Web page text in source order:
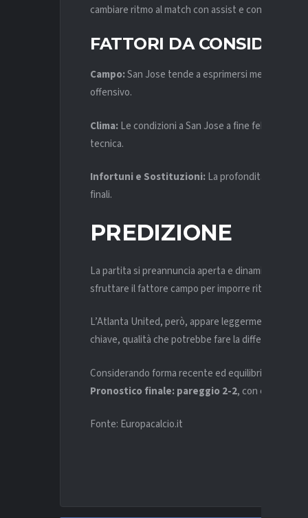
cambiare ritmo al match con assist e conclusioni
FATTORI DA
Campo:San Jose tende a esprimersi meglio in
offensivo.
Clima:Le condizioni a San Jose a fine febbraio
tecnica.
Infortuni e Sostituzioni:La profondità della
finali.
PREDIZIONE
La partita si preannuncia aperta e dinamica, con
sfruttare il fattore campo per imporre ritmo fin dai
L’Atlanta United, però, appare leggermente più
chiave, qualità che potrebbe fare la differenza in
Considerando forma recente ed equilibrio
Pronostico finale: pareggio 2-2, con entrambe
Fonte: Europacalcio.it